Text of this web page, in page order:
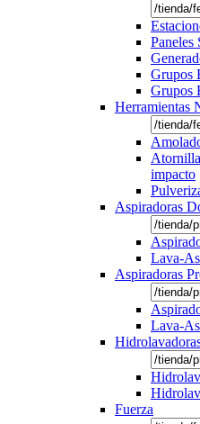
Paneles
Grupos
Grupos
Herramientas
impacto
Aspiradoras
Lava-
Aspiradoras
Lava-
Fuerza